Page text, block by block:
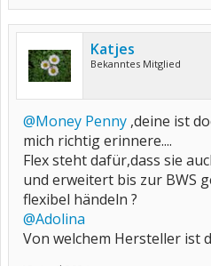
Katjes
Bekanntes Mitglied
@Money Penny ,deine ist
mich richtig erinnere....
Flex steht dafür,dass sie
und erweitert bis zur BWS
flexibel händeln ?
@Adolina
Von welchem Hersteller ist